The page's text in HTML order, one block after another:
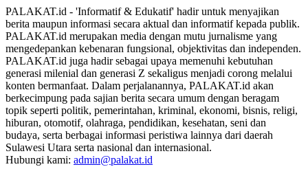
PALAKAT.id - 'Informatif & Edukatif' hadir untuk menyajikan
berita maupun informasi secara aktual dan informatif kepada publik.
PALAKAT.id merupakan media dengan mutu jurnalisme yang
mengedepankan kebenaran fungsional, objektivitas dan independen.
PALAKAT.id juga hadir sebagai upaya memenuhi kebutuhan
generasi milenial dan generasi Z sekaligus menjadi corong melalui
konten bermanfaat. Dalam perjalanannya, PALAKAT.id akan
berkecimpung pada sajian berita secara umum dengan beragam
topik seperti politik, pemerintahan, kriminal, ekonomi, bisnis, religi,
hiburan, otomotif, olahraga, pendidikan, kesehatan, seni dan
budaya, serta berbagai informasi peristiwa lainnya dari daerah
Sulawesi Utara serta nasional dan internasional.
Hubungi kami: admin@palakat.id